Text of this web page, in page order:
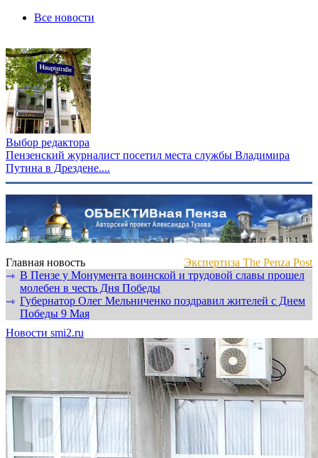
Все новости
Выбор редактора
Пензенский журналист посетил места службы Владимира
Путина в Дрездене....
Главная новость
Экспертиза The Penza Post
⇾ В Пензе у Монумента воинской и трудовой славы прошел
молебен в честь Дня Победы
⇾ Губернатор Олег Мельниченко поздравил жителей с Днем
Победы 9 Мая
Новости smi2.ru